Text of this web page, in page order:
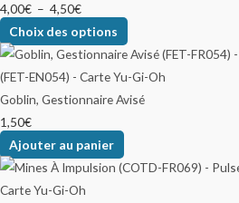
4,00€ – 4,50€
Choix des options
Goblin, Gestionnaire Avisé
1,50€
Ajouter au panier